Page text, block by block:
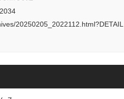
20250205_2022112.html?DETAIL